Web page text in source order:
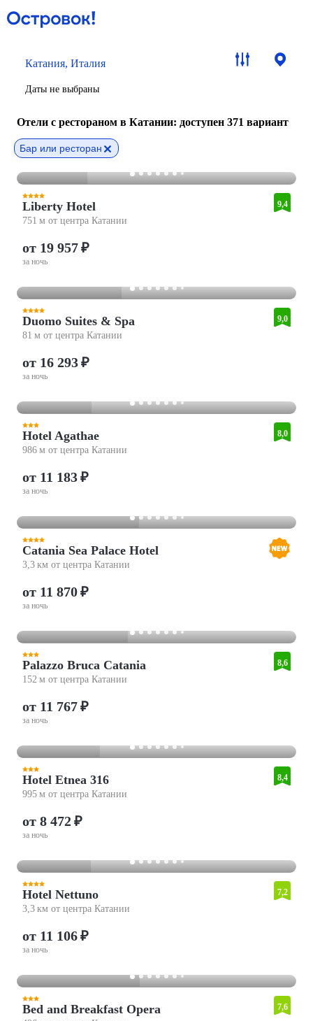
Катания, Италия
Даты не выбраны
Отели с рестораном в Катании: доступен 371 вариант
Бар или ресторан
Liberty Hotel
751 м от центра Катании
9,4
от 19 957 ₽
за ночь
Duomo Suites & Spa
81 м от центра Катании
9,0
от 16 293 ₽
за ночь
Hotel Agathae
986 м от центра Катании
8,0
от 11 183 ₽
за ночь
Catania Sea Palace Hotel
3,3 км от центра Катании
от 11 870 ₽
за ночь
Palazzo Bruca Catania
152 м от центра Катании
8,6
от 11 767 ₽
за ночь
Hotel Etnea 316
995 м от центра Катании
8,4
от 8 472 ₽
за ночь
Hotel Nettuno
3,3 км от центра Катании
7,2
от 11 106 ₽
за ночь
Bed and Breakfast Opera 7,6